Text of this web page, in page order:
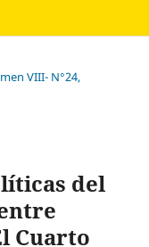
VIII- N°24,
del
Cuarto